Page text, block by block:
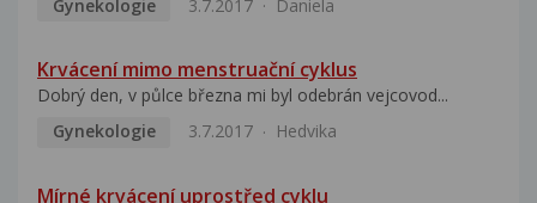
Gynekologie
3.7.2017 Daniela
Krvácení mimo menstruační cyklus
Dobrý den, v půlce března mi byl odebrán vejcovod...
Gynekologie
3.7.2017 Hedvika
Mírné krvácení uprostřed cyklu